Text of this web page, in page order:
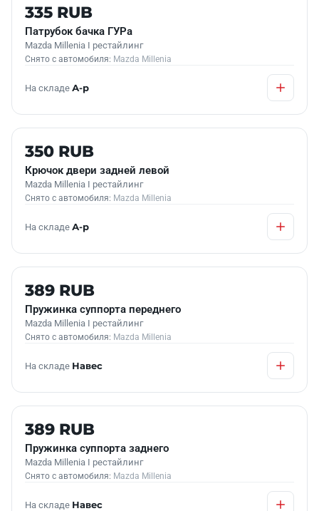
Б/У В НАЛИЧИИ
335 RUB
Патрубок бачка ГУРа
Mazda Millenia I рестайлинг
Снято с автомобиля: Mazda Millenia
На складе А-р
Б/У В НАЛИЧИИ
350 RUB
Крючок двери задней левой
Mazda Millenia I рестайлинг
Снято с автомобиля: Mazda Millenia
На складе А-р
Б/У В НАЛИЧИИ
389 RUB
Пружинка суппорта переднего
Mazda Millenia I рестайлинг
Снято с автомобиля: Mazda Millenia
На складе Навес
Б/У В НАЛИЧИИ
389 RUB
Пружинка суппорта заднего
Mazda Millenia I рестайлинг
Снято с автомобиля: Mazda Millenia
На складе Навес